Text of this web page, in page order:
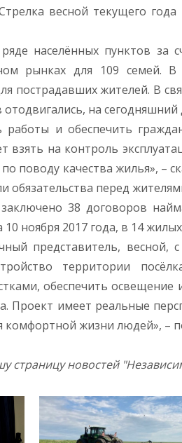
весной текущего
населённых пунктов за
рынках для 109 семей. В
пострадавших жителей. В
на
работы и обеспечить
взять на контроль
поводу качества жилья», –
обязательства перед
38 договоров
ноября 2017 года, в 14
представитель, весной,
территории
обеспечить
Проект имеет реальные
комфортной жизни людей», –
страницу новостей